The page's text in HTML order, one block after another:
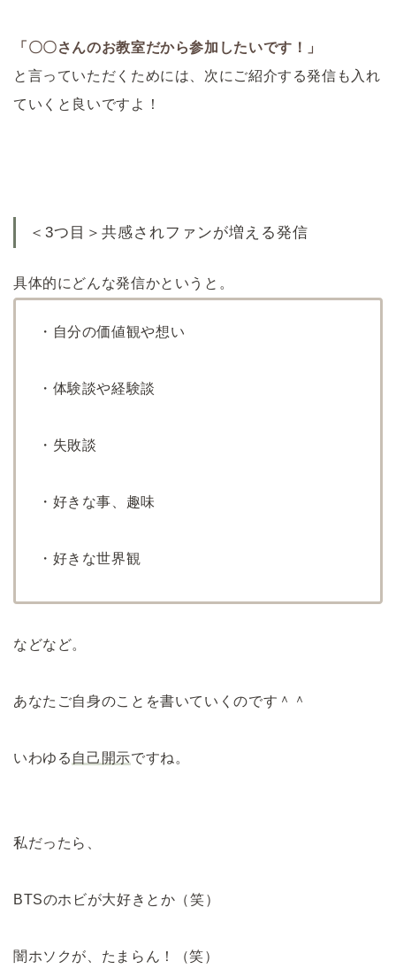
「〇〇さんのお教室だから参加したいです！」
と言っていただくためには、次にご紹介する発信も入れ
ていくと良いですよ！
＜3つ目＞共感されファンが増える発信
具体的にどんな発信かというと。
・自分の価値観や想い
・体験談や経験談
・失敗談
・好きな事、趣味
・好きな世界観
などなど。
あなたご自身のことを書いていくのです＾＾
いわゆる 自己開示ですね。
私だったら、
BTSのホビが大好きとか（笑）
闇ホソクが、たまらん！（笑）